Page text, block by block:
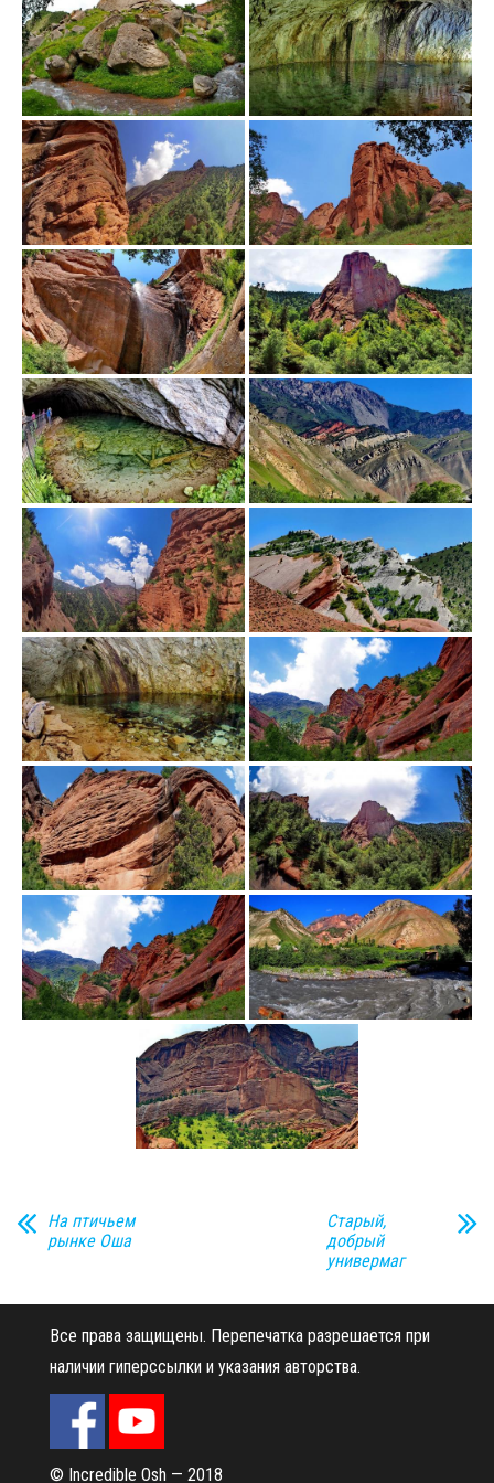
На птичьем
рынке Оша
Старый,
добрый
универмаг
Все права защищены. Перепечатка разрешается при
наличии гиперссылки и указания авторства.
© Incredible Osh — 2018